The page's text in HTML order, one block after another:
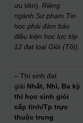
ưu tiên). Riêng
ngành Sư phạm Tin
học phải đảm bảo
điều kiện học lực lớp
12 đạt loại Giỏi (Tốt).
– Thí sinh đạt
giải Nhất, Nhì, Ba kỳ
thi học sinh giỏi
cấp tỉnh/Tp trực
thuộc trung